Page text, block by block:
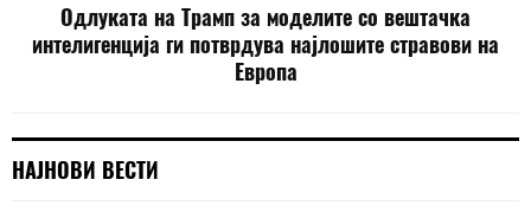
Одлуката на Трамп за моделите со вештачка
интелигенција ги потврдува најлошите стравови на
Европа
НАЈНОВИ ВЕСТИ